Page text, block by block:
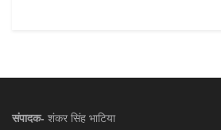
संपादक- शंकर सिंह भाटिया